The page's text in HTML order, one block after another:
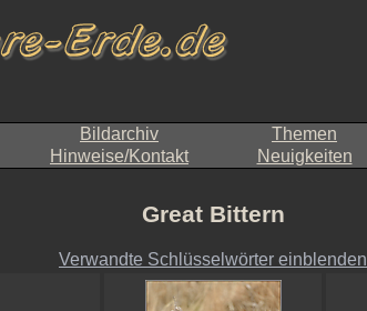
Bildarchiv Themen
Hinweise/Kontakt Neuigkeiten
Great Bittern
Verwandte Schlüsselwörter einblenden